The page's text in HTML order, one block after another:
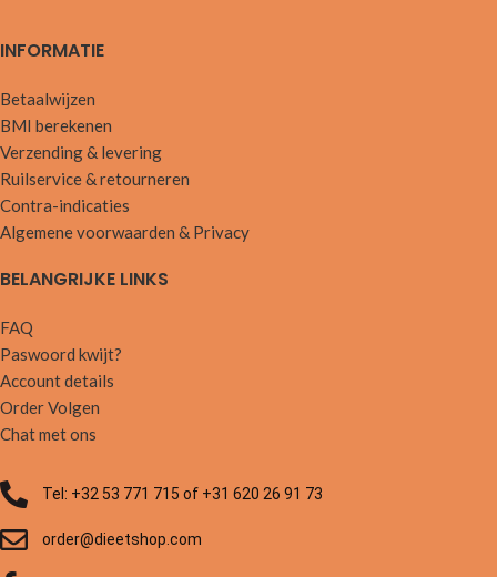
INFORMATIE
Betaalwijzen
BMI berekenen
Verzending & levering
Ruilservice & retourneren
Contra-indicaties
Algemene voorwaarden & Privacy
BELANGRIJKE LINKS
FAQ
Paswoord kwijt?
Account details
Order Volgen
Chat met ons
Tel: +32 53 771 715 of +31 620 26 91 73
order@dieetshop.com